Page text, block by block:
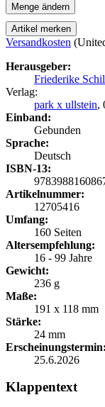
Menge ändern
Artikel merken
Versandkosten
Herausgeber:
Friederike
Verlag:
park x ullstein,
Einband:
Gebunden
Sprache:
Deutsch
ISBN-13:
Artikelnummer:
12705416
Umfang:
160 Seiten
Altersempfehlung:
16 - 99 Jahre
Gewicht:
236 g
Maße:
191 x 118 mm
Stärke:
24 mm
Erscheinungstermin:
25.6.2026
Klappentext